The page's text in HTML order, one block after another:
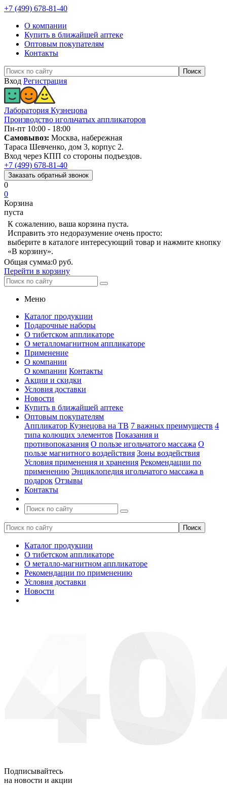
+7 (499) 678-81-40
О компании
Купить в ближайшей аптеке
Оптовым покупателям
Контакты
Вход Регистрация
Лаборатория Кузнецова
Производство игольчатых аппликаторов
Пн-пт 10:00 - 18:00
Самовывоз: Москва, набережная
Тараса Шевченко, дом 3, корпус 2.
Вход через КПП со стороны подъездов.
+7 (499) 678-81-40
Заказать обратный звонок
0
0
Корзина
пуста
К сожалению, ваша корзина пуста.
Исправить это недоразумение очень просто:
выберите в каталоге интересующий товар и нажмите кнопку
«В корзину».
Общая сумма:0 руб.
Перейти в корзину
Меню
Каталог продукции
Подарочные наборы
О тибетском аппликаторе
О металломагнитном аппликаторе
Применение
О компании
О компании Контакты
Акции и скидки
Условия доставки
Новости
Купить в ближайшей аптеке
Оптовым покупателям
Аппликатор Кузнецова на ТВ 7 важных преимуществ 4
типа колющих элементов Показания и
противопоказания О пользе игольчатого массажа О
пользе магнитного воздействия Зоны воздействия
Условия применения и хранения Рекомендации по
применению Энциклопедия игольчатого массажа в
подарок Отзывы
Контакты
Каталог продукции
О тибетском аппликаторе
О металло-магнитном аппликаторе
Рекомендации по применению
Условия доставки
Новости
Подписывайтесь
на новости и акции